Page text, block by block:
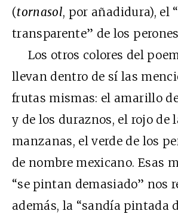
(tornasol, por añadidura), el
transparente” de los
Los otros colores del
llevan dentro de sí las
frutas mismas: el amarillo
y de los duraznos, el rojo de
manzanas, el verde de los
de nombre mexicano. Esas
“se pintan demasiado” nos
además, la “sandía pintada